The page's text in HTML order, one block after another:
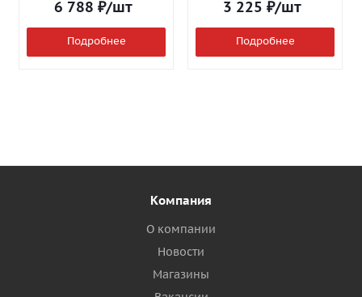
6 788 ₽/шт
Подробнее
3 225 ₽/шт
Подробнее
Компания
О компании
Новости
Магазины